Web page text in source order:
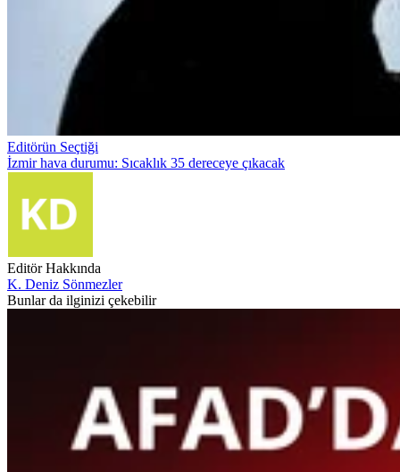
Editörün Seçtiği
İzmir hava durumu: Sıcaklık 35 dereceye çıkacak
Editör Hakkında
K. Deniz Sönmezler
Bunlar da ilginizi çekebilir